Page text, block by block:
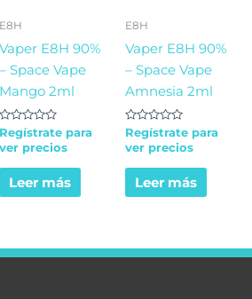
E8H
Vaper E8H 90%
– Space Vape
Mango 2ml
Valorado
0
Regístrate para
ver precios
Leer más
E8H
Vaper E8H 90%
– Space Vape
Amnesia 2ml
Valorado
0
5
Regístrate para
ver precios
Leer más